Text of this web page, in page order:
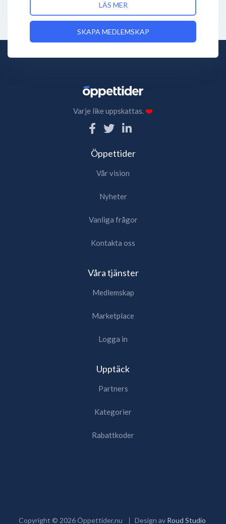
LÄS MER
SKAPA MEDLEMSKAP
Varje like uppskattas.❤️
Öppettider
Vår vision
Nyheter
Vanliga frågor
Kontakta oss
Våra tjänster
Medlemskap
Marketplace
Logga in
Upptäck
Partners
Kategorier
Rabattkoder
Copyright © 2026Öppettider.nu Design av Roud Studio